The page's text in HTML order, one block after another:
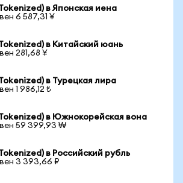
в Японская иена
6 587,31 ¥
в Китайский юань
281,68 ¥
в Турецкая лира
1 986,12 ₺
в Южнокорейская вона
59 399,93 ₩
в Российский рубль
3 393,66 ₽